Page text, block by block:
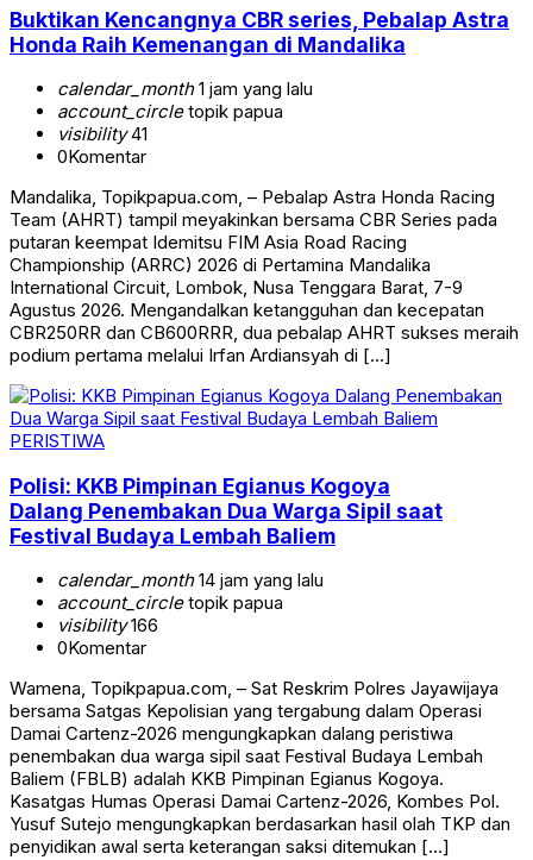
Buktikan Kencangnya CBR series, Pebalap Astra
Honda Raih Kemenangan di Mandalika
calendar_month1 jam yang lalu
account_circletopik papua
visibility41
0Komentar
Mandalika, Topikpapua.com, – Pebalap Astra Honda Racing
Team (AHRT) tampil meyakinkan bersama CBR Series pada
putaran keempat Idemitsu FIM Asia Road Racing
Championship (ARRC) 2026 di Pertamina Mandalika
International Circuit, Lombok, Nusa Tenggara Barat, 7-9
Agustus 2026. Mengandalkan ketangguhan dan kecepatan
CBR250RR dan CB600RRR, dua pebalap AHRT sukses meraih
podium pertama melalui Irfan Ardiansyah di […]
PERISTIWA
Polisi: KKB Pimpinan Egianus Kogoya
Dalang Penembakan Dua Warga Sipil saat
Festival Budaya Lembah Baliem
calendar_month14 jam yang lalu
account_circletopik papua
visibility166
0Komentar
Wamena, Topikpapua.com, – Sat Reskrim Polres Jayawijaya
bersama Satgas Kepolisian yang tergabung dalam Operasi
Damai Cartenz-2026 mengungkapkan dalang peristiwa
penembakan dua warga sipil saat Festival Budaya Lembah
Baliem (FBLB) adalah KKB Pimpinan Egianus Kogoya.
Kasatgas Humas Operasi Damai Cartenz-2026, Kombes Pol.
Yusuf Sutejo mengungkapkan berdasarkan hasil olah TKP dan
penyidikan awal serta keterangan saksi ditemukan […]